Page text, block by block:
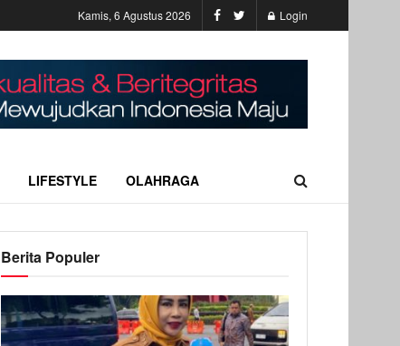
Kamis, 6 Agustus 2026 Login
LIFESTYLE OLAHRAGA
Berita Populer